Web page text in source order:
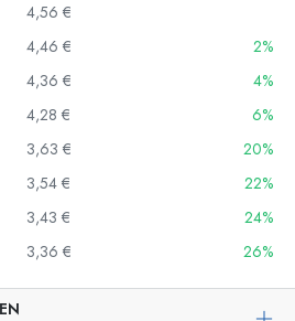
4,56 €
4,46 €
2%
4,36 €
4%
4,28 €
6%
3,63 €
20%
3,54 €
22%
3,43 €
24%
3,36 € 26%